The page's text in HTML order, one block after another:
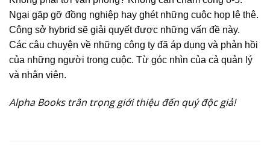
Ngại gặp gỡ đồng nghiệp hay ghét những cuộc họp lê thê.
Công sở hybrid sẽ giải quyết được những vấn đề này.
Các câu chuyện về những công ty đã áp dụng và phản hồi
của những người trong cuộc. Từ góc nhìn của cả quản lý
và nhân viên.
Alpha Books trân trọng giới thiệu đến quý độc giả!